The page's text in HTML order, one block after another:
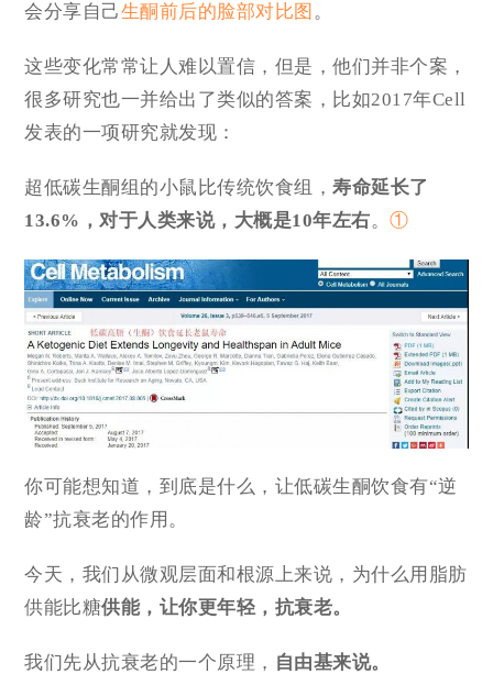
会分享自己生酮前后的脸部对比图 。
这些变化常常让人难以置信，但是，他们并非个案，
很多研究也一并给出了类似的答案，比如2017年Cell
发表的一项研究就发现：
超低碳生酮组的小鼠比传统饮食组，寿命延长了
13.6%，对于人类来说，大概是10年左右。①
你可能想知道，到底是什么，让低碳生酮饮食有“逆
龄”抗衰老的作用。
今天，我们从微观层面和根源上来说，为什么用脂肪
供能比糖供能，让你更年轻，抗衰老。
我们先从抗衰老的一个原理， 自由基来说。